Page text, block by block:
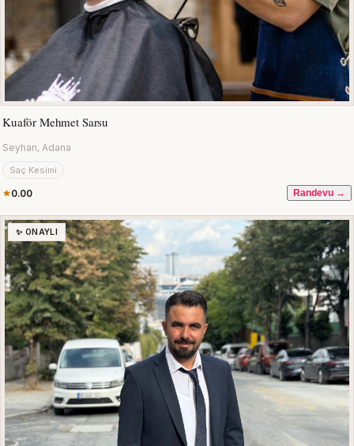
Kuaför Mehmet Sarsu
Seyhan, Adana
Saç Kesimi
0.00 Randevu →
✨ ONAYLI